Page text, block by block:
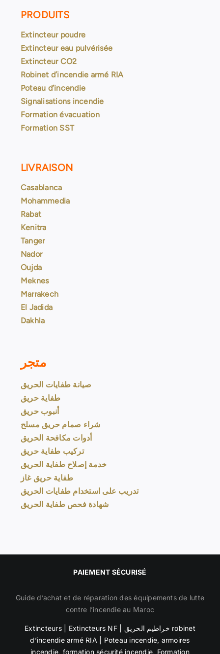
PRODUITS
Extincteur poudre
Extincteur eau pulvérisée
Extincteur CO2
Robinet d’incendie armé RIA
Poteau d’incendie
Signalisations incendie
Formation évacuation
Formation SST
LIVRAISON
Casablanca
Mohammedia
Rabat
Kenitra
Tanger
Nador
Oujda
Meknes
Marrakech
El Jadida
Dakhla
متجر
صيانة طفايات الحريق
طفاية حريق
أنبوب حريق
شراء صمام حريق مسلح
أدوات مكافحة الحريق
تركيب طفاية حريق
خدمة إصلاح طفاية الحريق
طفاية حريق غاز
تدريب على استخدام طفايات الحريق
شهادة فحص طفاية الحريق
PAIEMENT SÉCURISÉ
Guide d’achat et de réparation des équipements de lutte
contre l’incendie au Maroc
Extincteurs| Extincteurs NF|
خراطيم الحريق robinet
d’incendie armé RIA
Poteau incendie, armoires
incendie, formation sécurité incendie, Formation